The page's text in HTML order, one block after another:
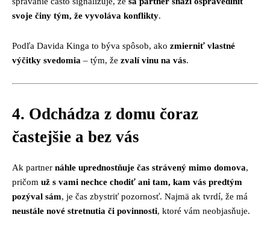
svoje činy tým, že vyvoláva konflikty.
Podľa Davida Kinga to býva spôsob, ako zmierniť vlastné
výčitky svedomia – tým, že zvalí vinu na vás.
4. Odchádza z domu čoraz
častejšie a bez vás
Ak partner náhle uprednostňuje čas strávený mimo domova,
pričom už s vami nechce chodiť ani tam, kam vás predtým
pozýval sám, je čas zbystriť pozornosť. Najmä ak tvrdí, že má
neustále nové stretnutia či povinnosti, ktoré vám neobjasňuje.